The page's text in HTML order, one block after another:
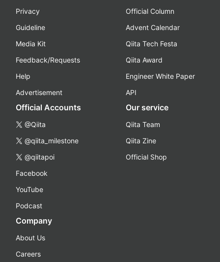
Privacy
Guideline
Media Kit
Feedback/Requests
Help
Advertisement
Official Column
Advent Calendar
Qiita Tech Festa
Qiita Award
Engineer White Paper
API
Official Accounts
@Qiita
@qiita_milestone
@qiitapoi
Facebook
YouTube
Podcast
Our service
Qiita Team
Qiita Zine
Official Shop
Company
About Us
Careers